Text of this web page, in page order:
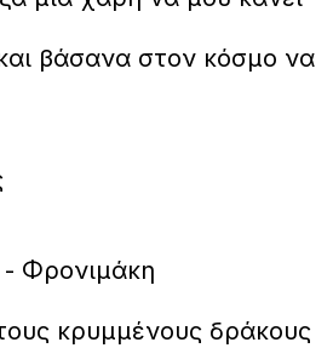
βάσανα στον κόσμο να
Φρονιμάκη
κρυμμένους δράκους